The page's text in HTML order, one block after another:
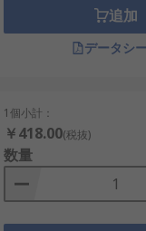
追加
データシ
1個小計：
￥418.00(税抜)
数量